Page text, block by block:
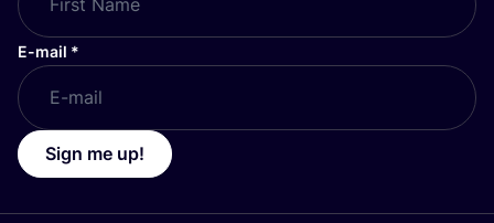
E-mail *
Sign me up!